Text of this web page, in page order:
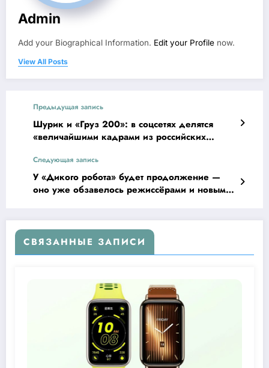
Admin
Add your Biographical Information. Edit your Profile now.
View All Posts
Предыдущая запись
Шурик и «Груз 200»: в соцсетях делятся
«величайшими кадрами из российских
Следующая запись
У «Дикого робота» будет продолжение —
оно уже обзавелось режиссёрами и новым
СВЯЗАННЫЕ ЗАПИСИ